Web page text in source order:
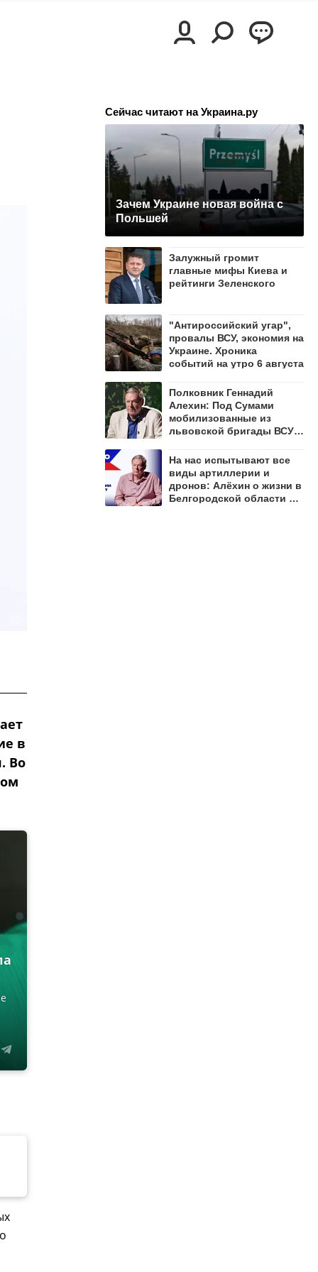
в
Во
Сейчас читают на Украина.ру
Зачем Украине новая война с
Польшей
Залужный громит
главные мифы Киева и
рейтинги Зеленского
"Антироссийский угар",
провалы ВСУ, экономия на
Украине. Хроника
событий на утро 6 августа
Полковник Геннадий
Алехин: Под Сумами
мобилизованные из
львовской бригады ВСУ
На нас испытывают все
виды артиллерии и
дронов: Алёхин о жизни в
Белгородской области и